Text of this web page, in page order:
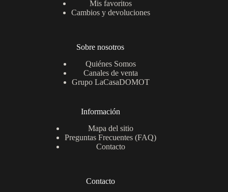
Mis favoritos
Cambios y devoluciones
Sobre nosotros
Quiénes Somos
Canales de venta
Grupo LaCasaDOMOT
Información
Mapa del sitio
Preguntas Frecuentes (FAQ)
Contacto
Contacto